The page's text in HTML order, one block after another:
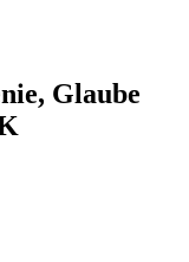
Glaube